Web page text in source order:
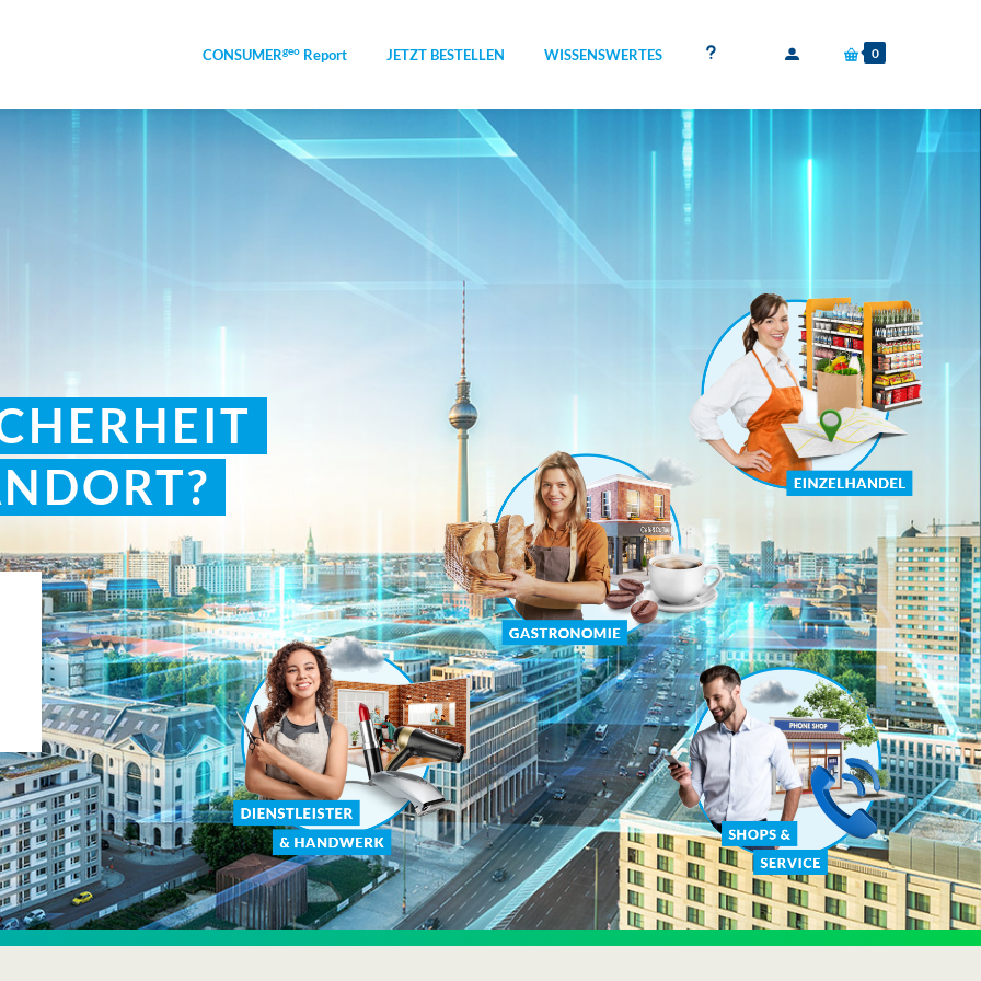
0
CONSUMERgeo Report JETZT BESTELLEN WISSENSWERTES